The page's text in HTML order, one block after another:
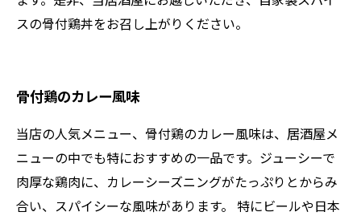
スの骨付鶏丼をお召し上がりください。
骨付鶏のカレー風味
当店の人気メニュー、骨付鶏のカレー風味は、居酒屋メ
ニューの中でも特におすすめの一品です。ジューシーで
肉厚な鶏肉に、カレーシーズニングがたっぷりとからみ
合い、スパイシーな風味があります。 特にビールや日本